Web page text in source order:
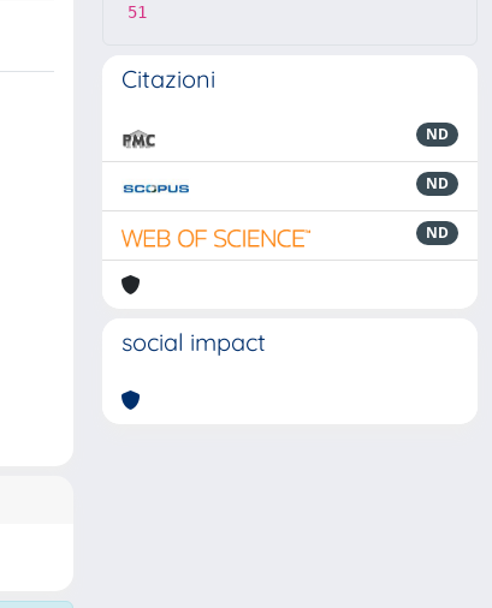
51
Citazioni
ND
ND
ND
social impact